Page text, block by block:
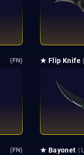
(FN) ★ Flip Knife
(FN) ★ Bayonet |